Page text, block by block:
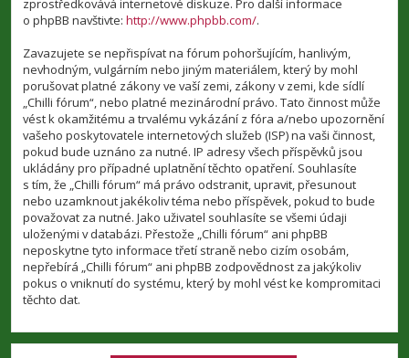
zprostředkovává internetové diskuze. Pro další informace
o phpBB navštivte: http://www.phpbb.com/.
Zavazujete se nepřispívat na fórum pohoršujícím, hanlivým,
nevhodným, vulgárním nebo jiným materiálem, který by mohl
porušovat platné zákony ve vaší zemi, zákony v zemi, kde sídlí
„Chilli fórum“, nebo platné mezinárodní právo. Tato činnost může
vést k okamžitému a trvalému vykázání z fóra a/nebo upozornění
vašeho poskytovatele internetových služeb (ISP) na vaši činnost,
pokud bude uznáno za nutné. IP adresy všech příspěvků jsou
ukládány pro případné uplatnění těchto opatření. Souhlasíte
s tím, že „Chilli fórum“ má právo odstranit, upravit, přesunout
nebo uzamknout jakékoliv téma nebo příspěvek, pokud to bude
považovat za nutné. Jako uživatel souhlasíte se všemi údaji
uloženými v databázi. Přestože „Chilli fórum“ ani phpBB
neposkytne tyto informace třetí straně nebo cizím osobám,
nepřebírá „Chilli fórum“ ani phpBB zodpovědnost za jakýkoliv
pokus o vniknutí do systému, který by mohl vést ke kompromitaci
těchto dat.